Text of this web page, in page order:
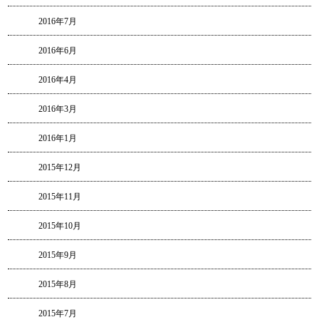
2016年7月
2016年6月
2016年4月
2016年3月
2016年1月
2015年12月
2015年11月
2015年10月
2015年9月
2015年8月
2015年7月